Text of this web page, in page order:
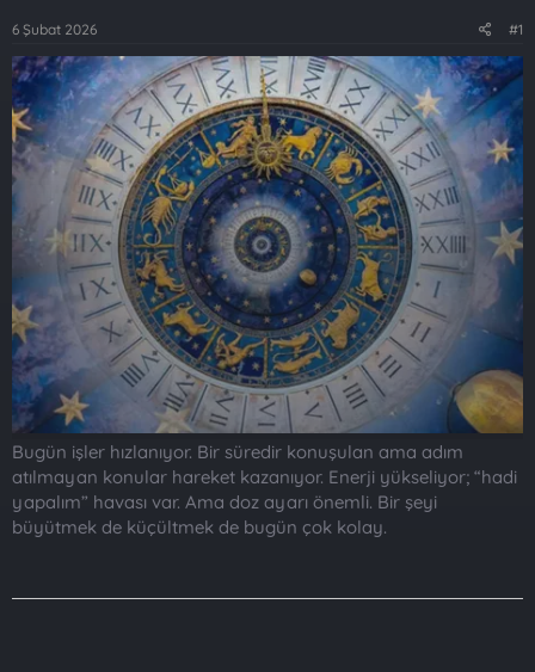
b
ş
a
t
a
n
ı
t
a
i
h
i
6 Şubat 2026 #1
Bugün işler hızlanıyor. Bir süredir konuşulan ama adım
atılmayan konular hareket kazanıyor. Enerji yükseliyor; “hadi
yapalım” havası var. Ama doz ayarı önemli. Bir şeyi
büyütmek de küçültmek de bugün çok kolay.